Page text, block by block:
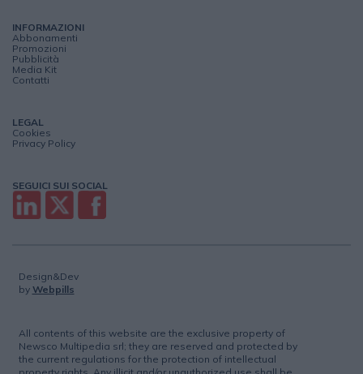
INFORMAZIONI
Abbonamenti
Promozioni
Pubblicità
Media Kit
Contatti
LEGAL
Cookies
Privacy Policy
SEGUICI SUI SOCIAL
Design&Dev
by Webpills
All contents of this website are the exclusive property of
Newsco Multipedia srl; they are reserved and protected by
the current regulations for the protection of intellectual